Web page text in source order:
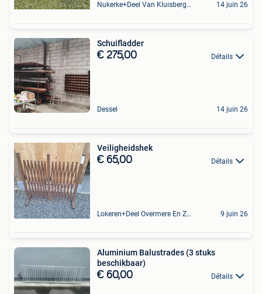
Nukerke+Deel Van Kluisbergen 14 juin 26
Schuifladder
€ 275,00 Détails
Dessel 14 juin 26
Veiligheidshek
€ 65,00 Détails
Lokeren+Deel Overmere En Zele 9 juin 26
Aluminium Balustrades (3 stuks
beschikbaar)
€ 60,00 Détails